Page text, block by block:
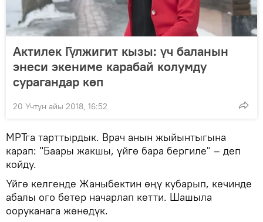
Актилек Гүлжигит кызы: үч баланын
энеси экениме карабай колумду
сурагандар көп
20 Үчтүн айы 2018, 16:52
МРТга тарттырдык. Врач анын жыйынтыгына
карап: "Баары жакшы, үйгө бара бергиле" – деп
койду.
Үйгө келгенде Жаныбектин өңү кубарып, кечинде
абалы ого бетер начарлап кетти. Шашыла
ооруканага жөнөдүк.